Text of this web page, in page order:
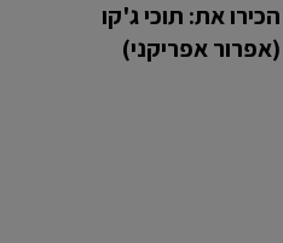
הכירו את: תוכי ג'קו
(אפרור אפריקני)